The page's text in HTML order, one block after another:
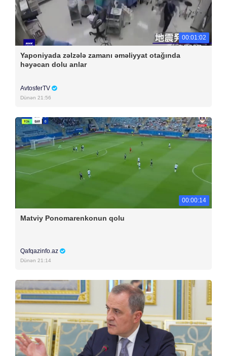
00:01:02
Yaponiyada zəlzələ zamanı əməliyyat otağında
həyəcan dolu anlar
AvtosferTV
Dünən 21:56
00:00:14
Matviy Ponomarenkonun qolu
Qafqazinfo.az
Dünən 21:14